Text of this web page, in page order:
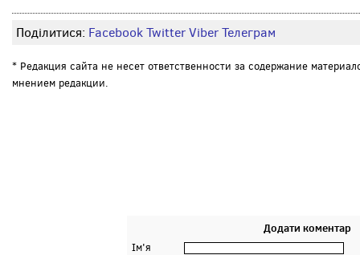
Поділитися: FacebookTwitterViberТелеграм
* Редакция сайта не несет ответственности за содержание
мнением редакции.
Додати коментар
Ім'я